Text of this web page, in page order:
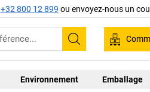
+32 800 12 899 ou envoyez-nous un
Recherche
Environnement Emballage